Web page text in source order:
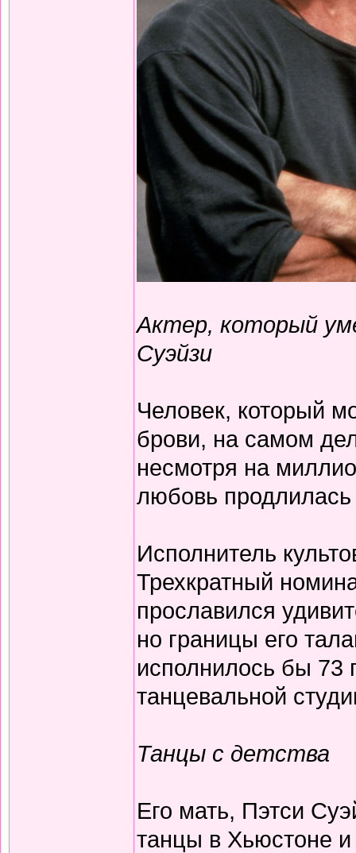
Актер, который
Суэйзи
Человек, который
брови, на самом
несмотря на
любовь продлилась
Исполнитель
Трехкратный
прославился
но границы его
исполнилось бы 73
танцевальной
Танцы с детства
Его мать, Пэтси
танцы в Хьюстоне и